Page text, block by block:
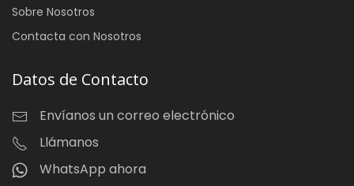
Sobre Nosotros
Contacta con Nosotros
Datos de Contacto
Envíanos un correo electrónico
Llámanos
WhatsApp ahora